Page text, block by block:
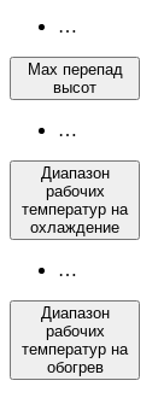
…
Max перепад
высот
…
Диапазон
рабочих
температур на
охлаждение
…
Диапазон
рабочих
температур на
обогрев